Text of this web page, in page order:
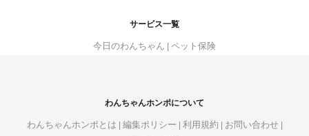
サービス一覧
今日のわんちゃん ペット保険
わんちゃんホンポについて
わんちゃんホンポとは 編集ポリシー 利用規約
お問い合わせ